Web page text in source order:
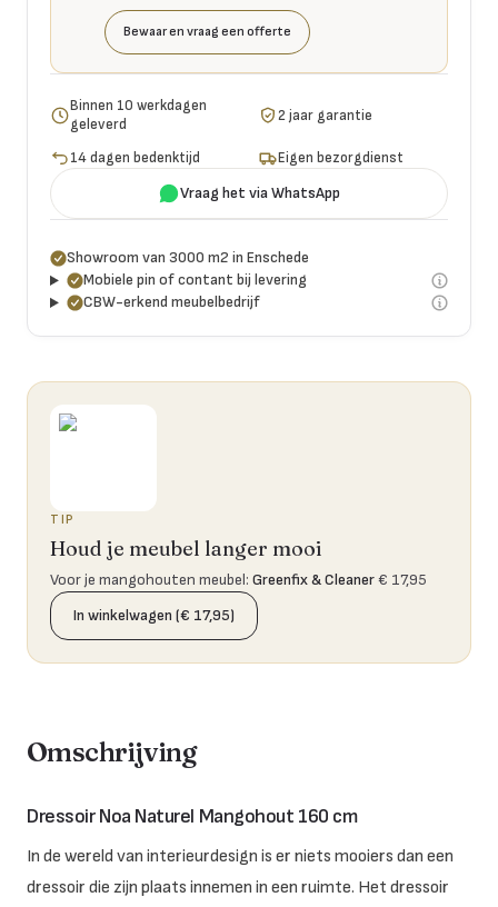
Bewaar en vraag een offerte
Binnen 10 werkdagen
geleverd
2 jaar garantie
14 dagen bedenktijd Eigen bezorgdienst
Vraag het via WhatsApp
Showroom van 3000 m2 in Enschede
Mobiele pin of contant bij levering
CBW-erkend meubelbedrijf
TIP
Houd je meubel langer mooi
Voor je mangohouten meubel: Greenfix & Cleaner€ 17,95
In winkelwagen (€ 17,95)
Omschrijving
Dressoir Noa Naturel Mangohout 160 cm
In de wereld van interieurdesign is er niets mooiers dan een
dressoir die zijn plaats innemen in een ruimte. Het dressoir